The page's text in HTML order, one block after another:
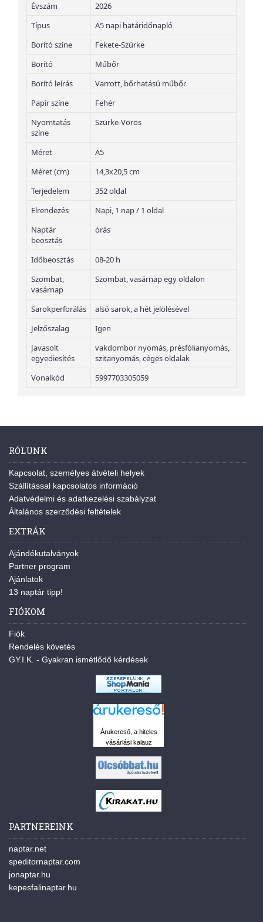
Évszám
2026
Típus
A5 napi határidőnapló
Borító színe
Fekete-Szürke
Borító
Műbőr
Borító leírás
Varrott, bőrhatású műbőr
Papír színe
Fehér
Nyomtatás
színe
Szürke-Vörös
Méret
A5
Méret (cm)
14,3x20,5 cm
Terjedelem
352 oldal
Elrendezés
Napi, 1 nap / 1 oldal
Naptár
beosztás
órás
Időbeosztás
08-20 h
Szombat,
vasárnap
Szombat, vasárnap egy oldalon
Sarokperforálás
alsó sarok, a hét jelölésével
Jelzőszalag
Igen
Javasolt
egyediesítés
vakdombor nyomás, présfólianyomás,
szitanyomás, céges oldalak
Vonalkód
5997703305059
RÓLUNK
Kapcsolat, személyes átvételi helyek
Szállítással kapcsolatos információ
Adatvédelmi és adatkezelési szabályzat
Általános szerződési feltételek
EXTRÁK
Ajándékutalványok
Partner program
Ajánlatok
13 naptár tipp!
FIÓKOM
Fiók
Rendelés követés
GY.I.K. - Gyakran ismétlődő kérdések
Árukereső, a hiteles
vásárlási kalauz
PARTNEREINK
naptar.net
speditornaptar.com
jonaptar.hu
kepesfalinaptar.hu